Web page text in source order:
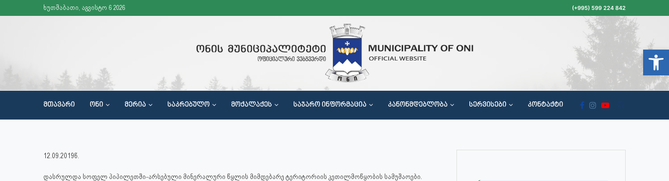
ხუთშაბათი, აგვისტო 6 2026 (+995) 599 224 842
ᲛᲗᲐᲕᲐᲠᲘ ᲝᲜᲘ ᲛᲔᲠᲘᲐ ᲡᲐᲙᲠᲔᲑᲣᲚᲝ ᲛᲝᲥᲐᲚᲐᲥᲔᲡ ᲡᲐᲯᲐᲠᲝ ᲘᲜᲤᲝᲠᲛᲐᲪᲘᲐ ᲙᲐᲜᲝᲜᲛᲓᲔᲑᲚᲝᲑᲐ ᲡᲔᲠᲕᲘᲡᲔᲑᲘ ᲙᲝᲜᲢᲐᲥᲢᲘ
12.09.2019წ.
დასრულდა სოფელ პიპილეთში-არსებული მინერალური წყლის მიმდებარე ტერიტორიის კეთილმოწყობის სამუშაოები.